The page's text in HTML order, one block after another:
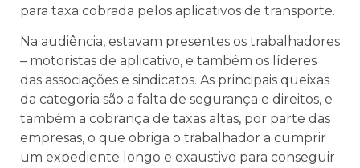
para taxa cobrada pelos aplicativos de transporte.
Na audiência, estavam presentes os trabalhadores
– motoristas de aplicativo, e também os líderes
das associações e sindicatos. As principais queixas
da categoria são a falta de segurança e direitos, e
também a cobrança de taxas altas, por parte das
empresas, o que obriga o trabalhador a cumprir
um expediente longo e exaustivo para conseguir